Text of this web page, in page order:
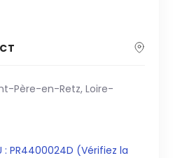
Père-en-Retz, Loire-
: PR4400024D (Vérifiez la